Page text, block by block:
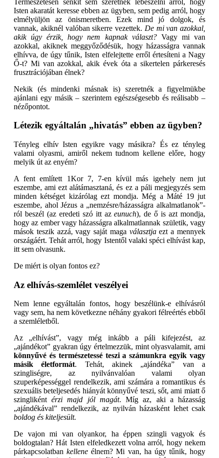
Isten akaratát keresse ebben az ügyben, sem pedig arról, hogy
elmélyüljön az önismeretben. Ezek mind jó dolgok, és
vannak, akiknél valóban sikerre vezettek. De mi van azokkal,
akik úgy érzik, hogy nem kapnak választ?Vagy mi van
azokkal, akiknek meggyőződésük, hogy házasságra vannak
elhívva, de úgy tűnik, Isten elfelejtette erről értesíteni a Nagy
Ő-t? Mi van azokkal, akik évek óta a sikertelen párkeresés
frusztrációjában élnek?
Nekik (és mindenki másnak is) szeretnék a figyelmükbe
ajánlani egy másik – szerintem egészségesebb és reálisabb –
nézőpontot.
Létezik egyáltalán „hivatás” ebben az ügyben?
Tényleg elhív Isten egyikre vagy másikra? És ez tényleg
valami olyasmi, amiről nekem tudnom kellene előre, hogy
melyik út az enyém?
A fent említett 1Kor 7, 7-en kívül más igehely nem jut
eszembe, ami ezt alátámasztaná, és ez a páli megjegyzés sem
minden kétséget kizárólag ezt mondja. Még a Máté 19 jut
eszembe, ahol Jézus a „nemzésre/házasságra alkalmatlanok”-
ról beszél (az eredeti szó itt azeunuch), de ő is azt mondja,
hogy az ember vagy házasságra alkalmatlannak születik, vagy
mások teszik azzá, vagy saját maga választjaezt a mennyek
országáért. Tehát arról, hogy Istentől valaki spéci elhívást kap,
itt sem olvasunk.
De miért is olyan fontos ez?
Az elhívás-szemlélet veszélyei
Nem lenne egyáltalán fontos, hogy beszélünk-e elhívásról
vagy sem, ha nem következne néhány gyakori félreértés ebből
a szemléletből.
Az „elhívást”, vagy még inkább a páli kifejezést, az
„ajándékot” gyakran úgy értelmezzük, mint olyasvalamit, ami
könnyűvé és természetessé teszi a számunkra egyik vagy
másik életformát. Tehát, akinek „ajándéka” van a
szingliségre, az nyilvánvalóan valami olyan
szuperképességgel rendelkezik, ami számára a romantikus és
szexuális beteljesedés hiányát könnyűvé teszi, sőt, ami miatt ő
szinglikéntérzi majd jól magát. Míg az, aki a házasság
„ajándékával” rendelkezik, az nyilván házasként lehet csak
boldog és kiteljesült.
De vajon mi van olyankor, ha éppen szingli vagyok és
boldogtalan? Hát Isten elfeledkezett volna arról, hogy nekem
párkapcsolatbankellene élnem? Mi van, ha úgy tűnik, hogy